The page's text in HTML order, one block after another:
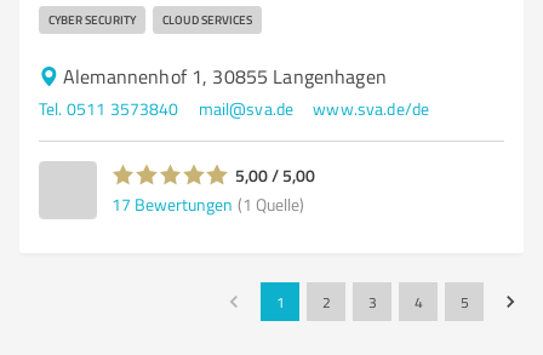
CYBER SECURITY CLOUD SERVICES
Alemannenhof 1, 30855 Langenhagen
Tel. 0511 3573840 mail@sva.de www.sva.de/de
5,00 / 5,00
17 Bewertungen (1 Quelle)
1 2 3 4 5